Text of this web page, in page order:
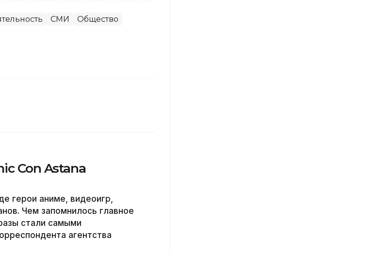
СМИ
Общество
Con Astana
герои аниме, видеоигр,
Чем запомнилось главное
стали самыми
агентства